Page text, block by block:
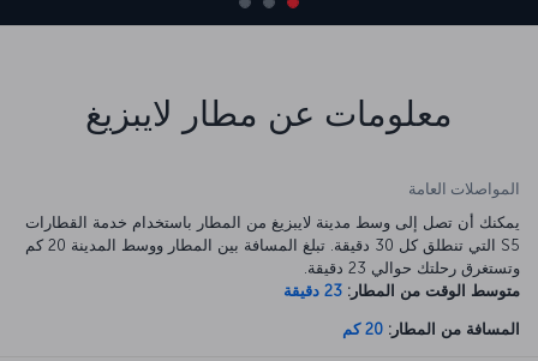
معلومات عن مطار لايبزيغ
المواصلات العامة
يمكنك أن تصل إلى وسط مدينة لايبزيغ من المطار باستخدام خدمة القطارات
S5 التي تنطلق كل 30 دقيقة. تبلغ المسافة بين المطار ووسط المدينة 20 كم
وتستغرق رحلتك حوالي 23 دقيقة.
متوسط الوقت من المطار: 23 دقيقة
المسافة من المطار: 20 كم